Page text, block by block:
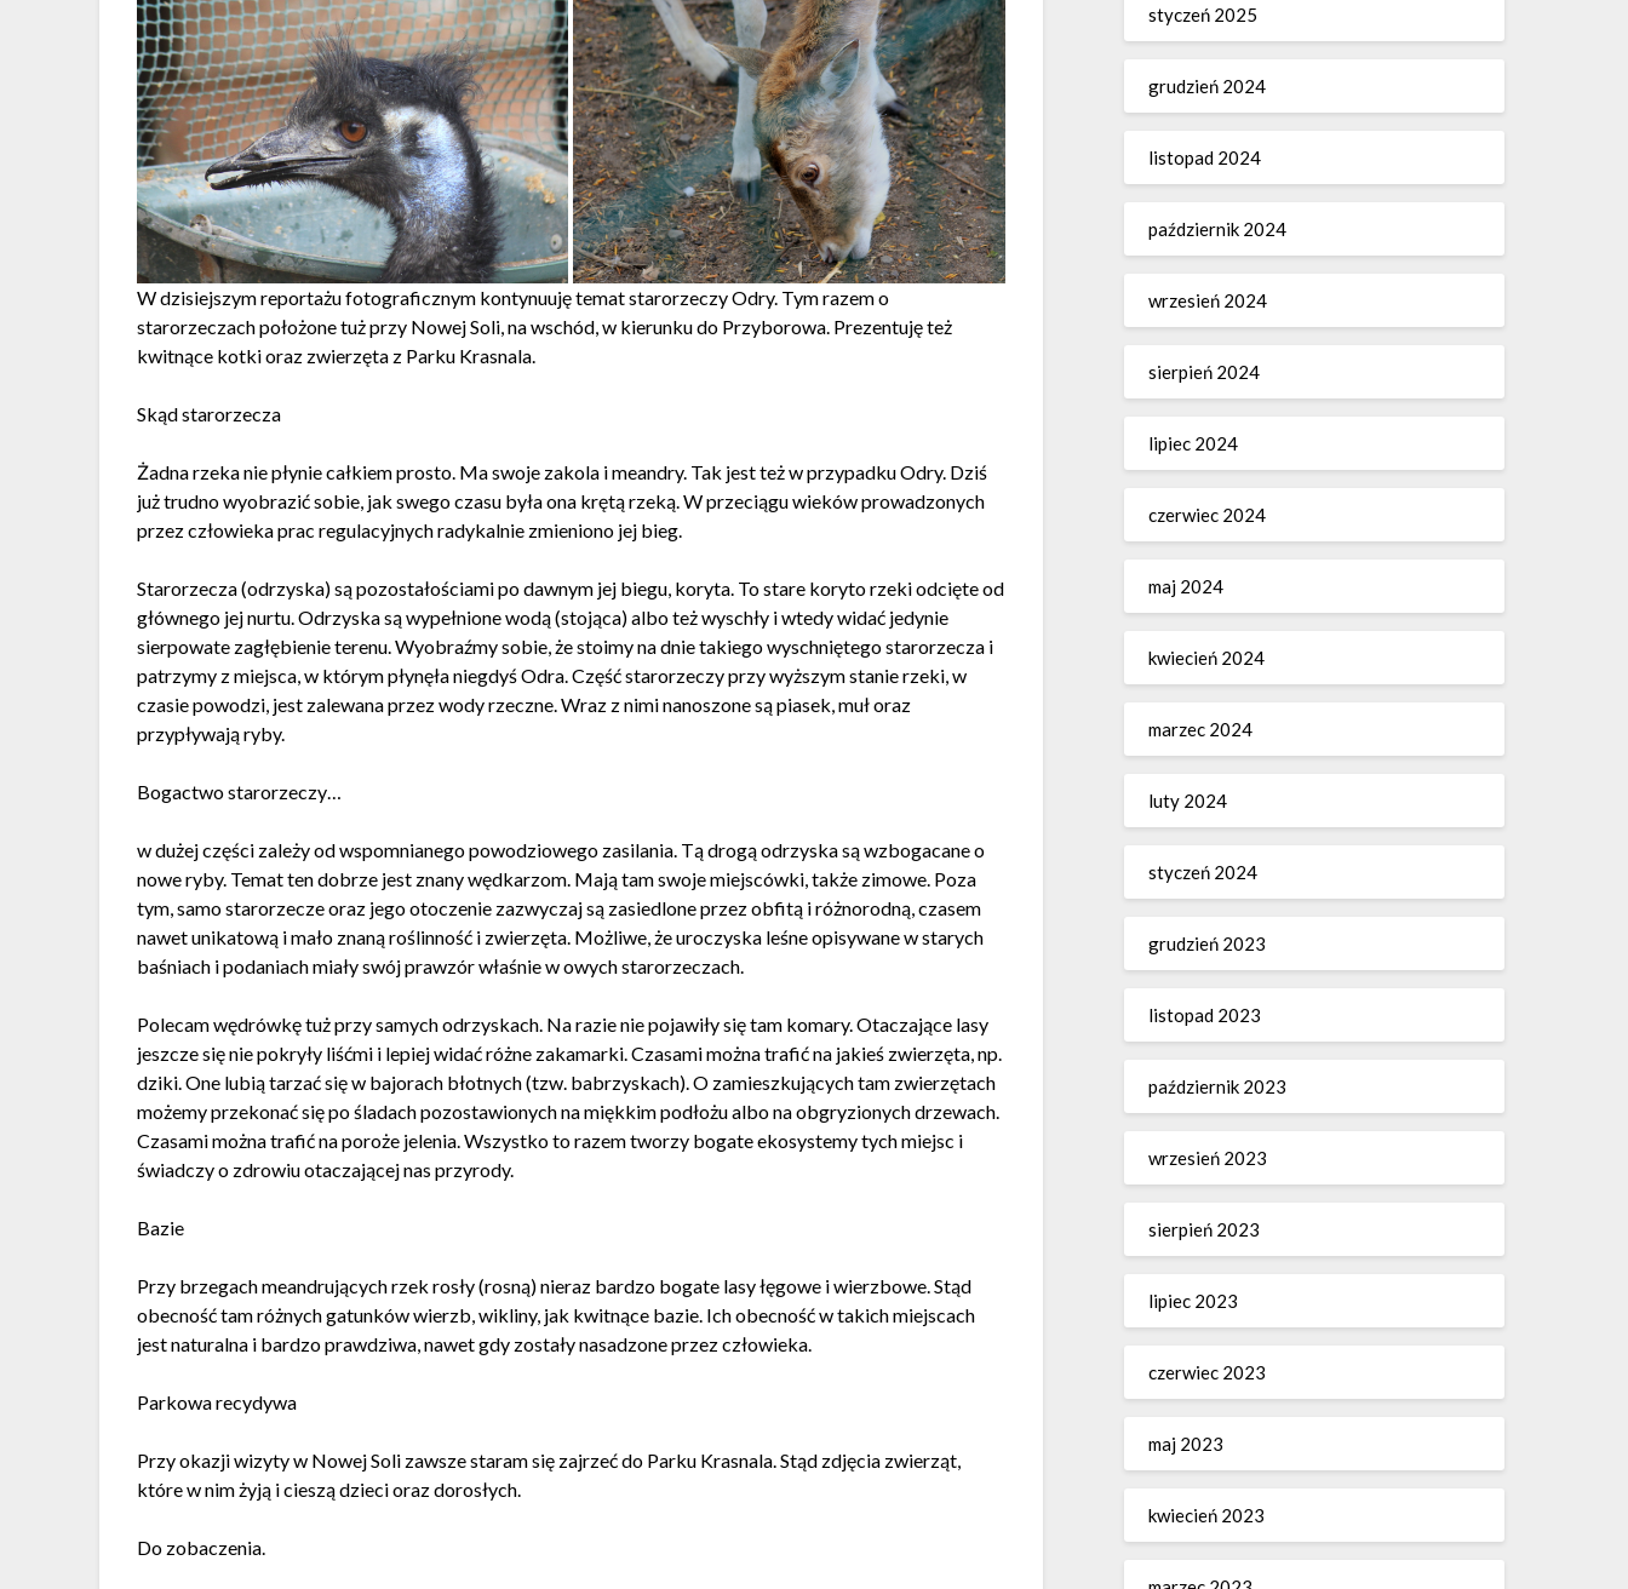
W dzisiejszym reportażu fotograficznym kontynuuję temat starorzeczy Odry. Tym razem o
starorzeczach położone tuż przy Nowej Soli, na wschód, w kierunku do Przyborowa. Prezentuję też
kwitnące kotki oraz zwierzęta z Parku Krasnala.
Skąd starorzecza
Żadna rzeka nie płynie całkiem prosto. Ma swoje zakola i meandry. Tak jest też w przypadku Odry. Dziś
już trudno wyobrazić sobie, jak swego czasu była ona krętą rzeką. W przeciągu wieków prowadzonych
przez człowieka prac regulacyjnych radykalnie zmieniono jej bieg.
Starorzecza (odrzyska) są pozostałościami po dawnym jej biegu, koryta. To stare koryto rzeki odcięte od
głównego jej nurtu. Odrzyska są wypełnione wodą (stojąca) albo też wyschły i wtedy widać jedynie
sierpowate zagłębienie terenu. Wyobraźmy sobie, że stoimy na dnie takiego wyschniętego starorzecza i
patrzymy z miejsca, w którym płynęła niegdyś Odra. Część starorzeczy przy wyższym stanie rzeki, w
czasie powodzi, jest zalewana przez wody rzeczne. Wraz z nimi nanoszone są piasek, muł oraz
przypływają ryby.
Bogactwo starorzeczy…
w dużej części zależy od wspomnianego powodziowego zasilania. Tą drogą odrzyska są wzbogacane o
nowe ryby. Temat ten dobrze jest znany wędkarzom. Mają tam swoje miejscówki, także zimowe. Poza
tym, samo starorzecze oraz jego otoczenie zazwyczaj są zasiedlone przez obfitą i różnorodną, czasem
nawet unikatową i mało znaną roślinność i zwierzęta. Możliwe, że uroczyska leśne opisywane w starych
baśniach i podaniach miały swój prawzór właśnie w owych starorzeczach.
Polecam wędrówkę tuż przy samych odrzyskach. Na razie nie pojawiły się tam komary. Otaczające lasy
jeszcze się nie pokryły liśćmi i lepiej widać różne zakamarki. Czasami można trafić na jakieś zwierzęta, np.
dziki. One lubią tarzać się w bajorach błotnych (tzw. babrzyskach). O zamieszkujących tam zwierzętach
możemy przekonać się po śladach pozostawionych na miękkim podłożu albo na obgryzionych drzewach.
Czasami można trafić na poroże jelenia. Wszystko to razem tworzy bogate ekosystemy tych miejsc i
świadczy o zdrowiu otaczającej nas przyrody.
Bazie
Przy brzegach meandrujących rzek rosły (rosną) nieraz bardzo bogate lasy łęgowe i wierzbowe. Stąd
obecność tam różnych gatunków wierzb, wikliny, jak kwitnące bazie. Ich obecność w takich miejscach
jest naturalna i bardzo prawdziwa, nawet gdy zostały nasadzone przez człowieka.
Parkowa recydywa
Przy okazji wizyty w Nowej Soli zawsze staram się zajrzeć do Parku Krasnala. Stąd zdjęcia zwierząt,
które w nim żyją i cieszą dzieci oraz dorosłych.
Do zobaczenia.
styczeń 2025
grudzień 2024
listopad 2024
październik 2024
wrzesień 2024
sierpień 2024
lipiec 2024
czerwiec 2024
maj 2024
kwiecień 2024
marzec 2024
luty 2024
styczeń 2024
grudzień 2023
listopad 2023
październik 2023
wrzesień 2023
sierpień 2023
lipiec 2023
czerwiec 2023
maj 2023
kwiecień 2023